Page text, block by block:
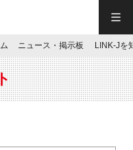
ニュース・掲示板 LINK-Jを